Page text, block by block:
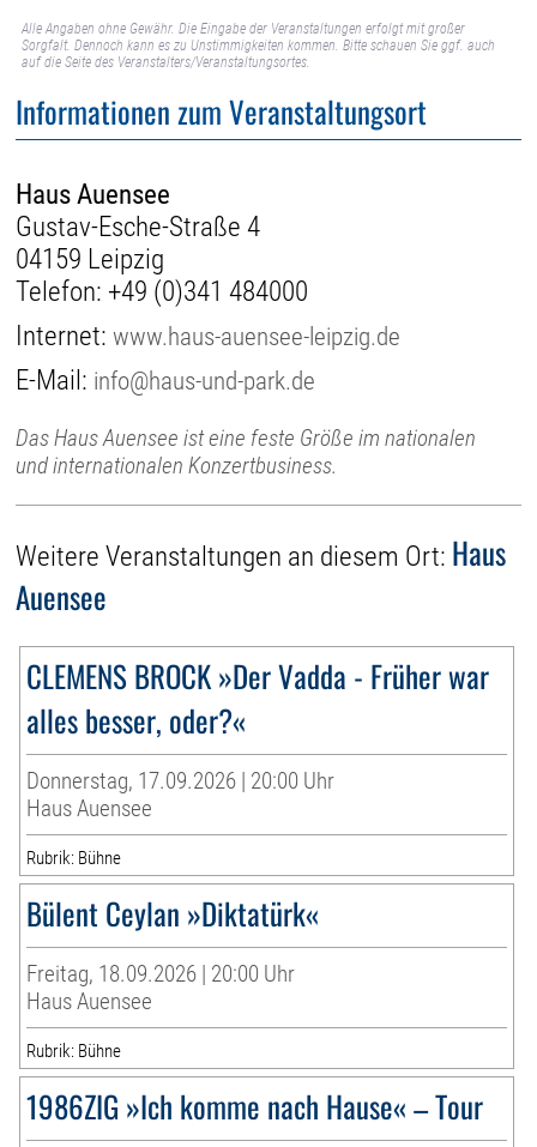
Alle Angaben ohne Gewähr. Die Eingabe der Veranstaltungen erfolgt mit großer
Sorgfalt. Dennoch kann es zu Unstimmigkeiten kommen. Bitte schauen Sie ggf. auch
auf die Seite des Veranstalters/Veranstaltungsortes.
Informationen zum Veranstaltungsort
Haus Auensee
Gustav-Esche-Straße 4
04159 Leipzig
Telefon: +49 (0)341 484000
Internet:www.haus-auensee-leipzig.de
E-Mail: info@haus-und-park.de
Das Haus Auensee ist eine feste Größe im nationalen
und internationalen Konzertbusiness.
Weitere Veranstaltungen an diesem Ort: Haus
Auensee
CLEMENS BROCK »Der Vadda - Früher war
alles besser, oder?«
Donnerstag, 17.09.2026 | 20:00 Uhr
Haus Auensee
Rubrik: Bühne
Bülent Ceylan »Diktatürk«
Freitag, 18.09.2026 | 20:00 Uhr
Haus Auensee
Rubrik: Bühne
1986ZIG »Ich komme nach Hause« – Tour